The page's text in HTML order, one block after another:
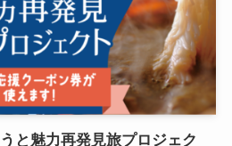
と魅力再発見旅プロジェク